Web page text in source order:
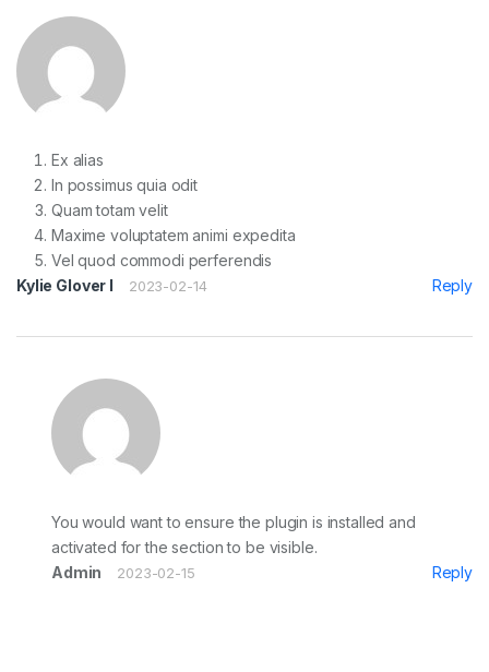
Ex alias
In possimus quia odit
Quam totam velit
Maxime voluptatem animi expedita
Vel quod commodi perferendis
Kylie Glover I
2023-02-14 Reply
You would want to ensure the plugin is installed and
activated for the section to be visible.
Admin
2023-02-15 Reply